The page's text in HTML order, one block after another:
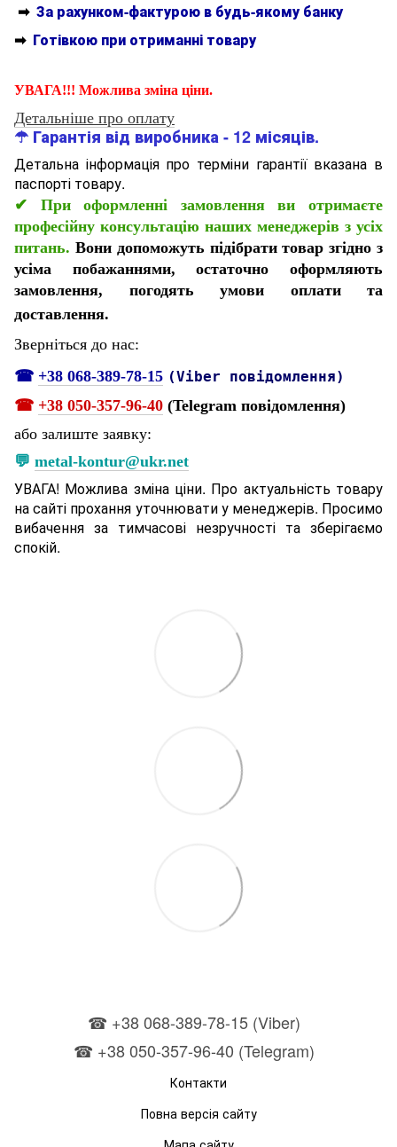
➡ За рахунком-фактурою в будь-якому банку
➡ Готівкою при отриманні товару
УВАГА!!! Можлива зміна ціни.
Детальніше про оплату
☂ Гарантія від виробника - 12 місяців.
Детальна інформація про терміни гарантії вказана в
паспорті товару.
✔ При оформленні замовлення ви отримаєте
професійну консультацію наших менеджерів з усіх
питань. Вони допоможуть підібрати товар згідно з
усіма побажаннями, остаточно оформляють
замовлення, погодять умови оплати та
доставлення.
Зверніться до нас:
☎ +38 068-389-78-15 (Viber повідомлення)
☎ +38 050-357-96-40 (Telegram повідомлення)
або залиште заявку:
💬 metal-kontur@ukr.net
УВАГА! Можлива зміна ціни. Про актуальність товару
на сайті прохання уточнювати у менеджерів. Просимо
вибачення за тимчасові незручності та зберігаємо
спокій.
☎ +38 068-389-78-15 (Viber)
☎ +38 050-357-96-40 (Telegram)
Контакти
Повна версія сайту